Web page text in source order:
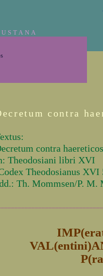
contra
contra haereticos
Theodosiani libri XVI
Theodosianus XVI
Th. Mommsen/P. M.